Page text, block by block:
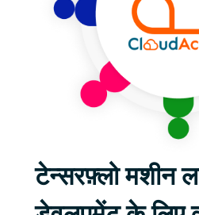
टेन्सरफ़्लो मशीन